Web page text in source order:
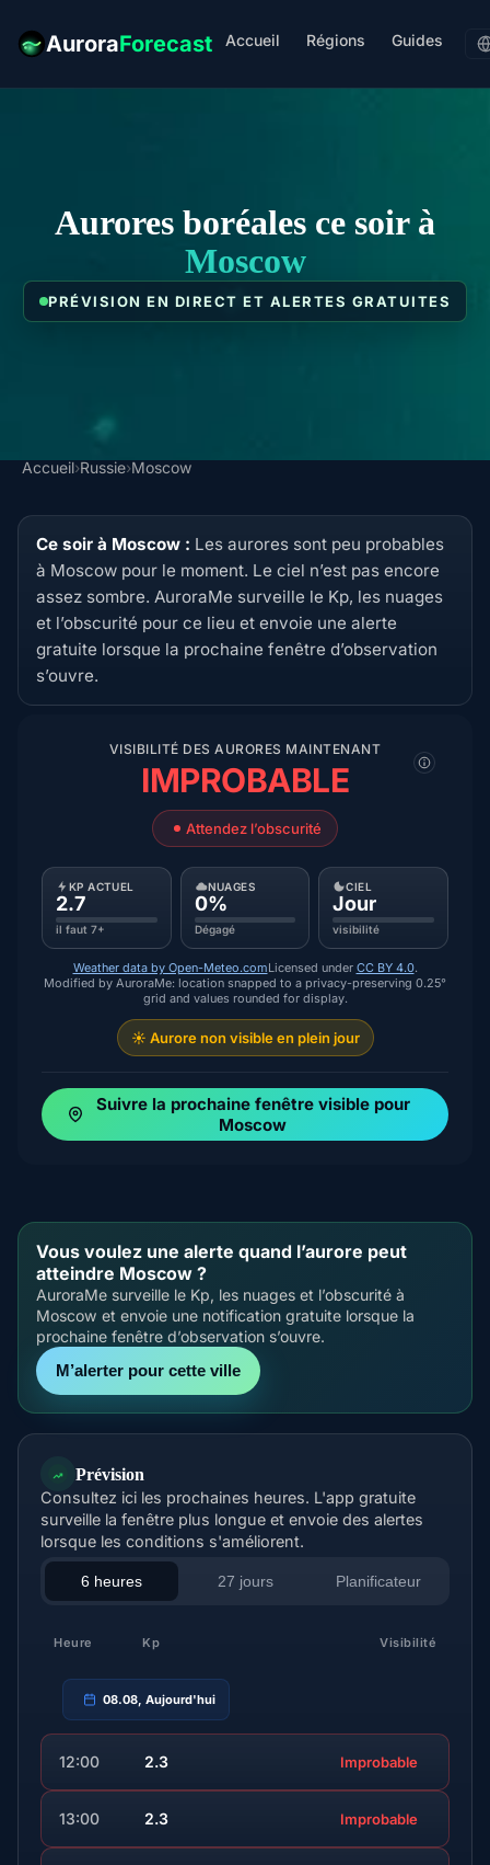
AuroraForecast Accueil Régions Guides
Aurores boréales ce soir à
Moscow
PRÉVISION EN DIRECT ET ALERTES GRATUITES
Accueil›Russie›Moscow
Ce soir à Moscow : Les aurores sont peu probables
à Moscow pour le moment. Le ciel n’est pas encore
assez sombre. AuroraMe surveille le Kp, les nuages
et l’obscurité pour ce lieu et envoie une alerte
gratuite lorsque la prochaine fenêtre d’observation
s’ouvre.
VISIBILITÉ DES AURORES MAINTENANT
IMPROBABLE
Attendez l’obscurité
KP ACTUEL
2.7
il faut 7+
NUAGES
0%
Dégagé
CIEL
Jour
visibilité
Weather data by Open-Meteo.comLicensed under CC BY 4.0.
Modified by AuroraMe: location snapped to a privacy-preserving 0.25°
grid and values rounded for display.
☀️ Aurore non visible en plein jour
Suivre la prochaine fenêtre visible pour
Moscow
Vous voulez une alerte quand l’aurore peut
atteindre Moscow ?
AuroraMe surveille le Kp, les nuages et l’obscurité à
Moscow et envoie une notification gratuite lorsque la
prochaine fenêtre d’observation s’ouvre.
M’alerter pour cette ville
Prévision
Consultez ici les prochaines heures. L'app gratuite
surveille la fenêtre plus longue et envoie des alertes
lorsque les conditions s'améliorent.
6 heures 27 jours Planificateur
Heure Kp Visibilité
08.08, Aujourd'hui
12:00 2.3 Improbable
13:00 2.3 Improbable